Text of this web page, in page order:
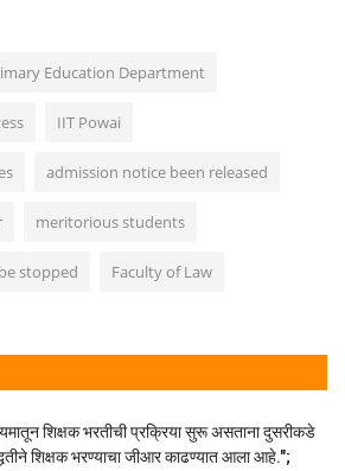
Education Department
IIT Powai
admission notice been released
meritorious students
stopped Faculty of Law
शिक्षक भरतीची प्रक्रिया सुरू असताना दुसरीकडे
शिक्षक भरण्याचा जीआर काढण्यात आला आहे.";